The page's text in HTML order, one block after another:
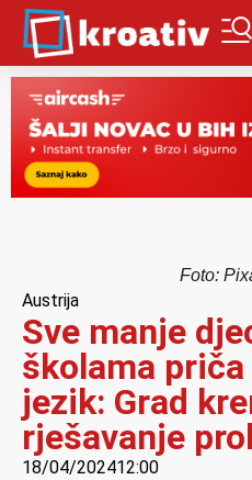
Foto:
Austrija
Sve manje
školama
jezik: Grad
rješavanje
18/04/202412:00